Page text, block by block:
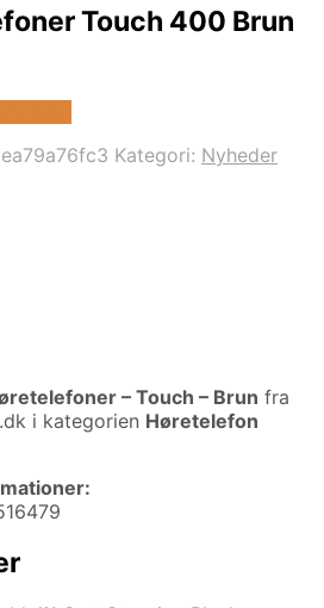
Touch 400 Brun
Kategori: Nyheder
– Touch – Brun fra
i kategorien Høretelefon